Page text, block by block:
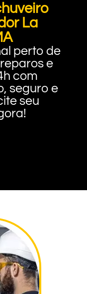
La
perto de
e
com
seguro e
seu